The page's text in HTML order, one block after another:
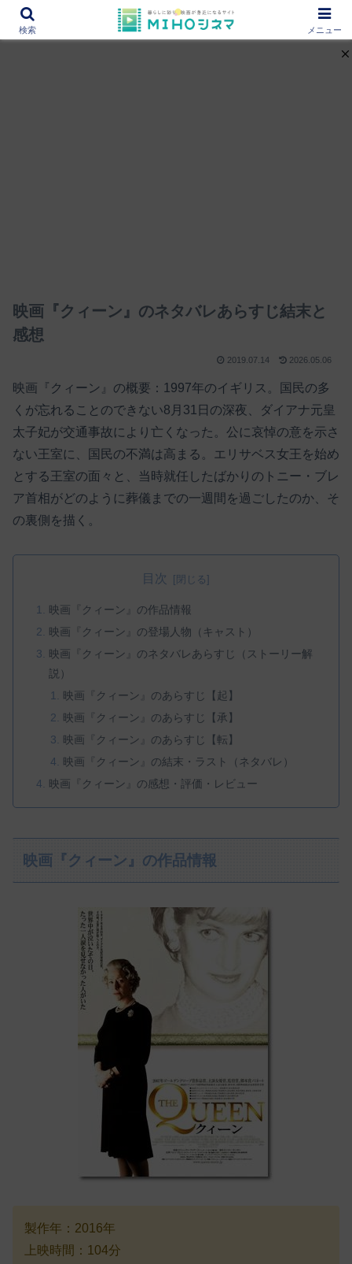
12000作品を紹介！あなたの映画図書館『MIHOシネマ』
映画『クィーン』のネタバレあらすじ結末と
感想
2019.07.14 2026.05.06
映画『クィーン』の概要：1997年のイギリス。国民の多
くが忘れることのできない8月31日の深夜、ダイアナ元皇
太子妃が交通事故により亡くなった。公に哀悼の意を示さ
ない王室に、国民の不満は高まる。エリサベス女王を始め
とする王室の面々と、当時就任したばかりのトニー・ブレ
ア首相がどのように葬儀までの一週間を過ごしたのか、そ
の裏側を描く。
目次
映画『クィーン』の作品情報
映画『クィーン』の登場人物（キャスト）
映画『クィーン』のネタバレあらすじ（ストーリー解
説）
映画『クィーン』のあらすじ【起】
映画『クィーン』のあらすじ【承】
映画『クィーン』のあらすじ【転】
映画『クィーン』の結末・ラスト（ネタバレ）
映画『クィーン』の感想・評価・レビュー
映画『クィーン』の作品情報
製作年：2016年
上映時間：104分
検索 メニュー